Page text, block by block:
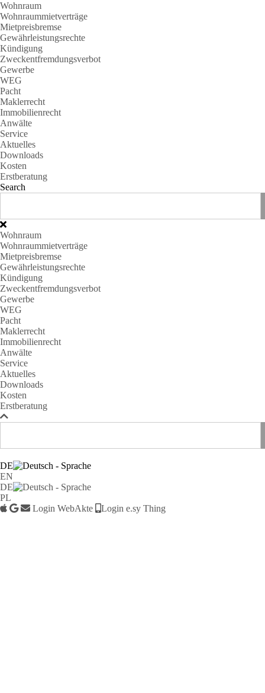
Wohnraum
Wohnraummietverträge
Mietpreisbremse
Gewährleistungsrechte
Kündigung
Zweckentfremdungsverbot
Gewerbe
WEG
Pacht
Maklerrecht
Immobilienrecht
Anwälte
Service
Aktuelles
Downloads
Kosten
Erstberatung
Search
Wohnraum
Wohnraummietverträge
Mietpreisbremse
Gewährleistungsrechte
Kündigung
Zweckentfremdungsverbot
Gewerbe
WEG
Pacht
Maklerrecht
Immobilienrecht
Anwälte
Service
Aktuelles
Downloads
Kosten
Erstberatung
DE
EN
DE
PL
Login WebAkte
Login e.sy Thing